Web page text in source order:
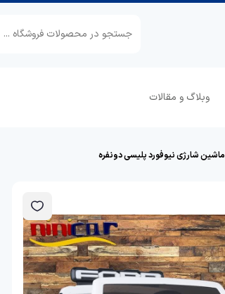
وبلاگ و مقالات
ماشین شارژی نیوفورد پلیسی دونفره